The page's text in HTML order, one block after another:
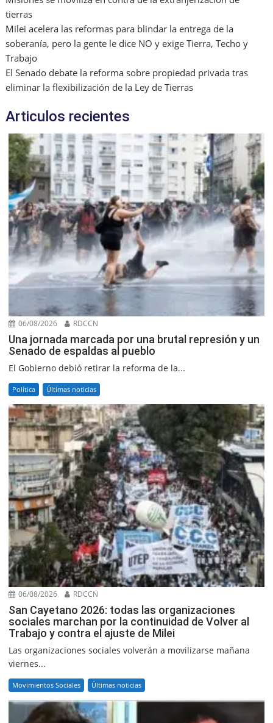
tierras
Milei acelera las reformas para blindar la entrega de la
soberanía, pero la gente le dice NO y exige Tierra, Techo y
Trabajo
El Senado debate la reforma sobre propiedad privada tras
eliminar la flexibilización de la Ley de Tierras
Articulos recientes
06/08/2026 RDCCN
Una jornada marcada por una brutal represión y un
Senado de espaldas al pueblo
El Gobierno debió retirar la reforma de la...
Política Últimas noticias
06/08/2026 RDCCN
San Cayetano 2026: todas las organizaciones
sociales marchan por la continuidad de Volver al
Trabajo y contra el ajuste de Milei
Las organizaciones sociales volverán a movilizarse mañana
viernes...
Movimientos Sociales Últimas noticias